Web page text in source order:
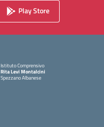
Play Store
Istituto Comprensivo
Rita Levi Montalcini
Spezzano Albanese
— Visita la pagina iniziale della scuola